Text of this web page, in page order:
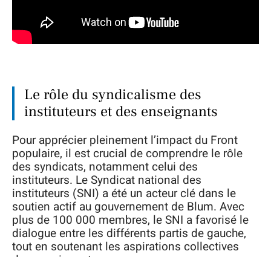
Le rôle du syndicalisme des
instituteurs et des enseignants
Pour apprécier pleinement l’impact du Front
populaire, il est crucial de comprendre le rôle
des syndicats, notamment celui des
instituteurs. Le Syndicat national des
instituteurs (SNI) a été un acteur clé dans le
soutien actif au gouvernement de Blum. Avec
plus de 100 000 membres, le SNI a favorisé le
dialogue entre les différents partis de gauche,
tout en soutenant les aspirations collectives